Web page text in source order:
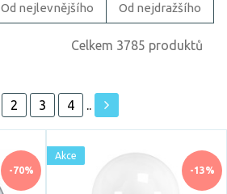
Od nejlevnějšího Od nejdražšího
Celkem 3785 produktů
2 3 4 ..
-70%
-13%
Akce